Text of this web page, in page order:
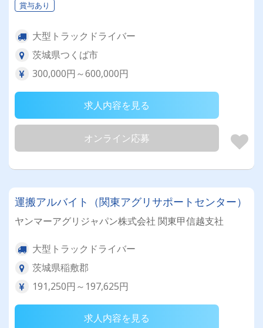
賞与あり
大型トラックドライバー
茨城県つくば市
300,000円～600,000円
求人内容を見る
オンライン応募
運搬アルバイト（関東アグリサポートセンター）
ヤンマーアグリジャパン株式会社 関東甲信越支社
大型トラックドライバー
茨城県稲敷郡
191,250円～197,625円
求人内容を見る